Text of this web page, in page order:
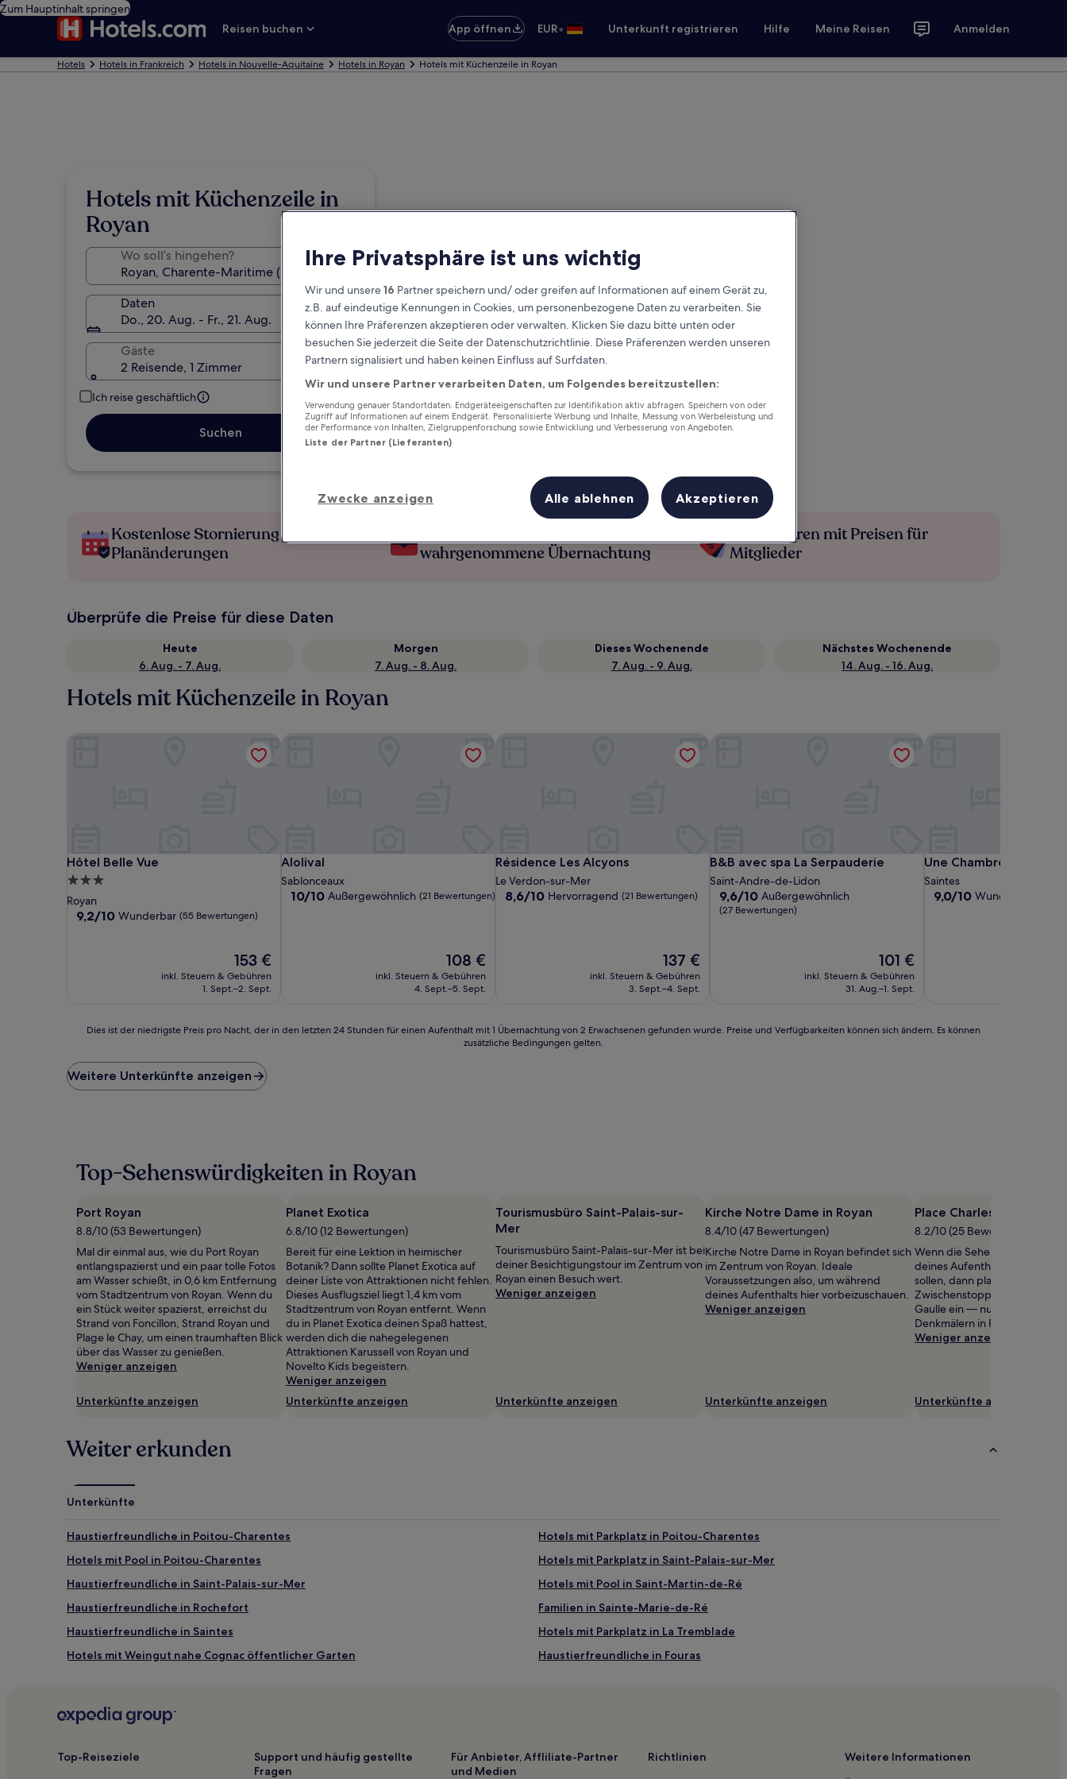
Zum Hauptinhalt springen
Reisen buchen
App öffnen EUR• Unterkunft registrieren Hilfe Meine Reisen Anmelden
Hotels Hotels in Frankreich Hotels in Nouvelle-Aquitaine Hotels in Royan Hotels mit Küchenzeile in Royan
Hotels mit Küchenzeile in
Royan
Wo soll’s hingehen?
Daten
Do., 20. Aug. - Fr., 21. Aug.
Gäste
2 Reisende, 1 Zimmer
Ich reise geschäftlich
Suchen
Kostenlose Stornierung bei
Planänderungen
wahrgenommene Übernachtung
Mehr sparen mit Preisen für
Mitglieder
Überprüfe die Preise für diese Daten
Heute
6. Aug. - 7. Aug.
Morgen
7. Aug. - 8. Aug.
Dieses Wochenende
7. Aug. - 9. Aug.
Nächstes Wochenende
14. Aug. - 16. Aug.
Hotels mit Küchenzeile in Royan
Hôtel Belle Vue
Hôtel Belle Vue
3.0-
Sterne-
Unterkunft
Royan
9.2
9,2/10 Wunderbar (55 Bewertungen)
Der
Preis
beträgt
153 €
inkl. Steuern & Gebühren
1. Sept.–2. Sept.
Alolival
Alolival
Sablonceaux
10.0
10/10 Außergewöhnlich (21 Bewertungen)
Der
Preis
beträgt
108 €
inkl. Steuern & Gebühren
4. Sept.–5. Sept.
Résidence Les Alcyons
Résidence Les Alcyons
Le Verdon-sur-Mer
8.6
8,6/10 Hervorragend (21 Bewertungen)
Der
Preis
beträgt
137 €
inkl. Steuern & Gebühren
3. Sept.–4. Sept.
B&B avec spa La Serpauderie
B&B avec spa La Serpauderie
Saint-Andre-de-Lidon
9.6
von
9,6/10 Außergewöhnlich
(27 Bewertungen)
Der
Preis
beträgt
101 €
inkl. Steuern & Gebühren
31. Aug.–1. Sept.
Une Chambre en Ville
Une Chambre en Ville
Saintes
9.0
9,0/10 Wunderbar
der
niedrigste
Preis
letzten
24 Stunden
einen
Aufenthalt
mit
1 Übernachtung
von
2 Erwachsenen
gefunden
wurde.
Preise
und
Verfügbarkeiten
können
ändern.
zusätzliche
Bedingungen
Dies ist der niedrigste Preis pro Nacht, der in den letzten 24 Stunden für einen Aufenthalt mit 1 Übernachtung von 2 Erwachsenen gefunden wurde. Preise und Verfügbarkeiten können sich ändern. Es können
zusätzliche Bedingungen gelten.
Weitere Unterkünfte anzeigen
Top-Sehenswürdigkeiten in Royan
Port Royan
8.8/10 (53 Bewertungen)
Mal dir einmal aus, wie du Port Royan
entlangspazierst und ein paar tolle Fotos
am Wasser schießt, in 0,6 km Entfernung
vom Stadtzentrum von Royan. Wenn du
ein Stück weiter spazierst, erreichst du
Strand von Foncillon, Strand Royan und
Plage le Chay, um einen traumhaften Blick
über das Wasser zu genießen.
Weniger anzeigen
Unterkünfte anzeigen
Planet Exotica
6.8/10 (12 Bewertungen)
Bereit für eine Lektion in heimischer
Botanik? Dann sollte Planet Exotica auf
deiner Liste von Attraktionen nicht fehlen.
Dieses Ausflugsziel liegt 1,4 km vom
Stadtzentrum von Royan entfernt. Wenn
du in Planet Exotica deinen Spaß hattest,
werden dich die nahegelegenen
Attraktionen Karussell von Royan und
Novelto Kids begeistern.
Weniger anzeigen
Unterkünfte anzeigen
Tourismusbüro Saint-Palais-sur-
Mer
Tourismusbüro Saint-Palais-sur-Mer ist bei
deiner Besichtigungstour im Zentrum von
Royan einen Besuch wert.
Weniger anzeigen
Unterkünfte anzeigen
Kirche Notre Dame in Royan
8.4/10 (47 Bewertungen)
Kirche Notre Dame in Royan befindet sich
im Zentrum von Royan. Ideale
Voraussetzungen also, um während
deines Aufenthalts hier vorbeizuschauen.
Weniger anzeigen
Unterkünfte anzeigen
Place Charles-de-Gaulle
8.2/10 (25 Bewertungen)
Wenn die
deines Aufenthalts nicht zu
sollen, dann plane doch
Zwischenstopp bei Place
Gaulle ein — nur eines von
Denkmälern in Royan.
Weniger anzeigen
Unterkünfte anzeigen
Weiter erkunden
Unterkünfte
Haustierfreundliche in Poitou-Charentes
Hotels mit Parkplatz in Poitou-Charentes
Hotels mit Pool in Poitou-Charentes
Hotels mit Parkplatz in Saint-Palais-sur-Mer
Haustierfreundliche in Saint-Palais-sur-Mer
Hotels mit Pool in Saint-Martin-de-Ré
Haustierfreundliche in Rochefort
Familien in Sainte-Marie-de-Ré
Haustierfreundliche in Saintes
Hotels mit Parkplatz in La Tremblade
Hotels mit Weingut nahe Cognac öffentlicher Garten
Haustierfreundliche in Fouras
Familien in Royan
Lgbtqia-Freundliche in La Rochelle
Familien in La Rochelle
Hotels mit Wellnessbereich in La Rochelle
Top-Reiseziele
Support und häufig gestellte
Fragen
Für Anbieter, Affliliate-Partner
und Medien
Richtlinien Weitere Informationen
Ihre Privatsphäre ist uns wichtig
Wir und unsere16 Partner speichern und/ oder greifen auf Informationen auf einem Gerät zu,
z.B. auf eindeutige Kennungen in Cookies, um personenbezogene Daten zu verarbeiten. Sie
können Ihre Präferenzen akzeptieren oder verwalten. Klicken Sie dazu bitte unten oder
besuchen Sie jederzeit die Seite der Datenschutzrichtlinie. Diese Präferenzen werden unseren
Partnern signalisiert und haben keinen Einfluss auf Surfdaten.
Wir und unsere Partner verarbeiten Daten, um Folgendes bereitzustellen:
Verwendung genauer Standortdaten. Endgeräteeigenschaften zur Identifikation aktiv abfragen. Speichern von oder
Zugriff auf Informationen auf einem Endgerät. Personalisierte Werbung und Inhalte, Messung von Werbeleistung und
der Performance von Inhalten, Zielgruppenforschung sowie Entwicklung und Verbesserung von Angeboten.
Liste der Partner (Lieferanten)
Zwecke anzeigen Alle ablehnen Akzeptieren